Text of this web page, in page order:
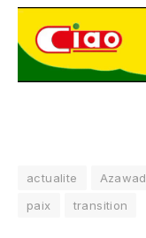
actualite Azawad
paix
transition